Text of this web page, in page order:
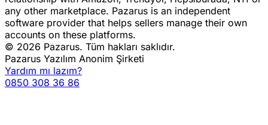
any other marketplace. Pazarus is an independent
software provider that helps sellers manage their own
accounts on these platforms.
© 2026 Pazarus. Tüm hakları saklıdır.
Pazarus Yazılım Anonim Şirketi
Yardım mı lazım?
0850 308 36 86